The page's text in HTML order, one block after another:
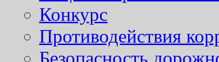
Конкурс
Противодействия
Безопасность